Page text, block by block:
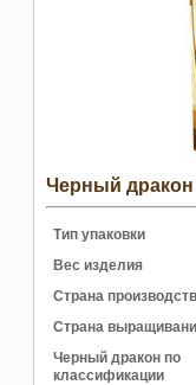
Черный
Тип упаковки
Вес изделия
Страна
Страна
Черный дракон по
классификации